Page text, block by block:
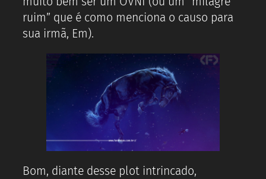
ruim” que é como menciona o causo para
sua irmã, Em).
Bom, diante desse plot intrincado,